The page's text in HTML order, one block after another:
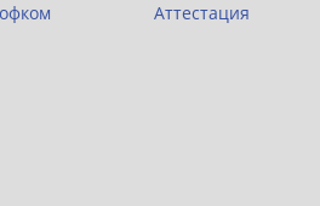
Аттестация